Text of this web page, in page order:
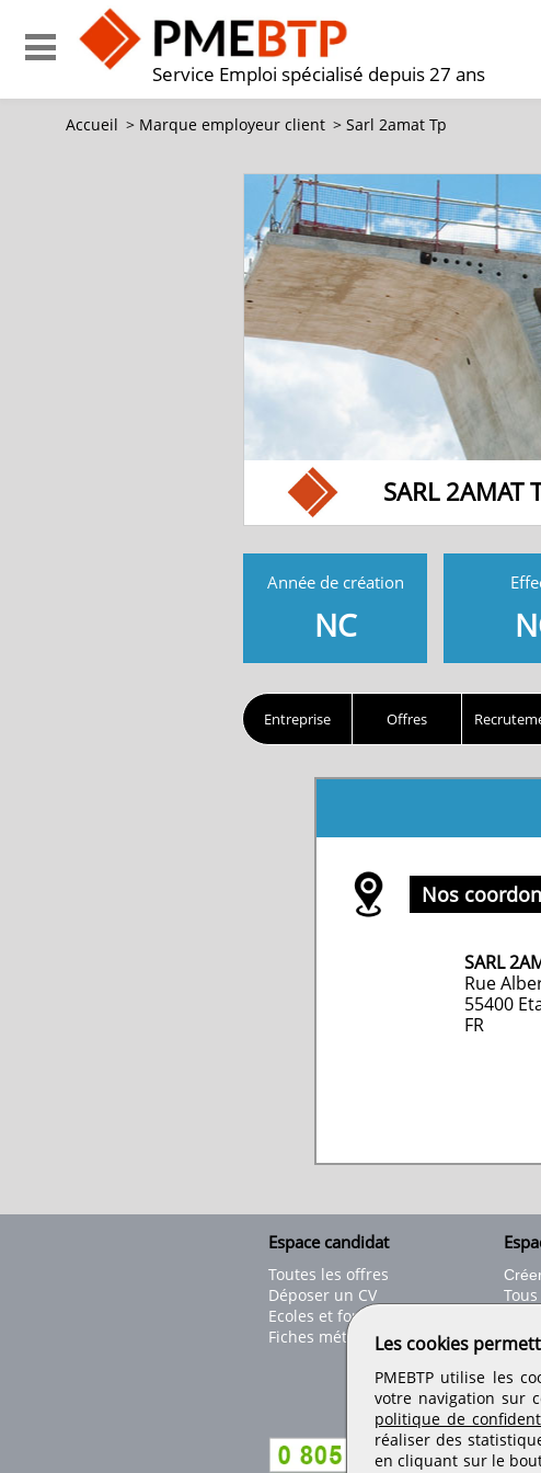
Service Emploi spécialisé depuis 27 ans
Accueil > Marque employeur client > Sarl 2amat Tp
SARL 2AMAT
Année de création
NC
Entreprise Offres
Nos
SARL
Rue
55400
FR
Espace candidat
Toutes les offres
Déposer un CV
Ecoles et formations
Fiches métiers
Nos
Les cookies
PMEBTP utilise les
votre navigation sur
politique de
réaliser des
en cliquant sur le